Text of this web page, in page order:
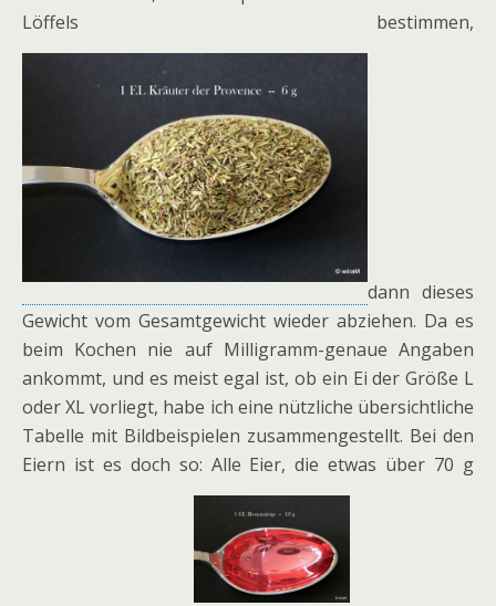
Löffels bestimmen,
dann dieses
Gewicht vom Gesamtgewicht wieder abziehen. Da es
beim Kochen nie auf Milligramm-genaue Angaben
ankommt, und es meist egal ist, ob ein Ei der Größe L
oder XL vorliegt, habe ich eine nützliche übersichtliche
Tabelle mit Bildbeispielen zusammengestellt. Bei den
Eiern ist es doch so: Alle Eier, die etwas über 70 g